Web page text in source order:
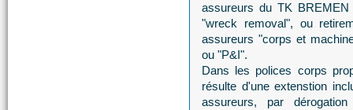
assureurs du TK
"wreck removal", ou
assureurs "corps et
ou "P&I".
Dans les polices corps
résulte d'une extenstion
assureurs, par